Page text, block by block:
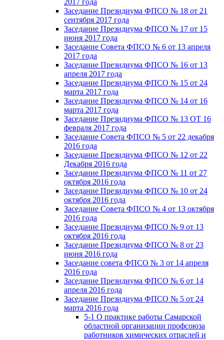
Заседание Президиума ФПСО № 18 от 21
сентября 2017 года
Заседание Президиума ФПСО № 17 от 15
июня 2017 года
Заседание Совета ФПСО № 6 от 13 апреля
2017 года
Заседание Президиума ФПСО № 16 от 13
апреля 2017 года
Заседание Президиума ФПСО № 15 от 24
марта 2017 года
Заседание Президиума ФПСО № 14 от 16
марта 2017 года
Заседание Президиума ФПСО № 13 ОТ 16
февраля 2017 года
Заседание Совета ФПСО № 5 от 22 декабря
2016 года
Заседание Президиума ФПСО № 12 от 22
Декабря 2016 года
Заседание Президиума ФПСО № 11 от 27
октября 2016 года
Заседание Президиума ФПСО № 10 от 24
октября 2016 года
Заседание Совета ФПСО № 4 от 13 октября
2016 года
Заседание Президиума ФПСО № 9 от 13
октября 2016 года
Заседание Президиума ФПСО № 8 от 23
июня 2016 года
Заседание совета ФПСО № 3 от 14 апреля
2016 года
Заседание Президиума ФПСО № 6 от 14
апреля 2016 года
Заседание Президиума ФПСО № 5 от 24
марта 2016 года
5-1 О практике работы Самарской
областной организации профсоюза
работников химических отраслей и